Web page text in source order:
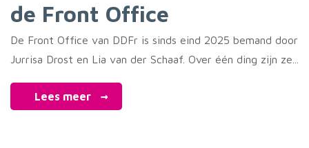
de Front Office
De Front Office van DDFr is sinds eind 2025 bemand door
Jurrisa Drost en Lia van der Schaaf. Over één ding zijn ze...
Lees meer